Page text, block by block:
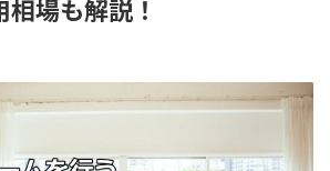
場も解説！